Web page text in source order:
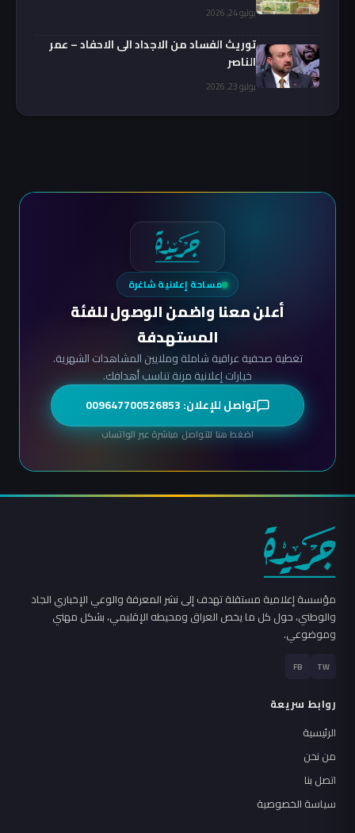
يوليو 24, 2026
توريث الفساد من الاجداد الى الاحفاد – عمر
الناصر
يوليو 23, 2026
مساحة إعلانية شاغرة
أعلن معنا واضمن الوصول للفئة
المستهدفة
تغطية صحفية عراقية شاملة وملايين المشاهدات الشهرية.
خيارات إعلانية مرنة تناسب أهدافك.
تواصل للإعلان: 009647700526853
اضغط هنا للتواصل مباشرة عبر الواتساب
مؤسسة إعلامية مستقلة تهدف إلى نشر المعرفة والوعي الإخباري الجاد
والوطني، حول كل ما يخص العراق ومحيطه الإقليمي، بشكل مهني
وموضوعي.
TW
FB
روابط سريعة
الرئيسية
من نحن
اتصل بنا
سياسة الخصوصية